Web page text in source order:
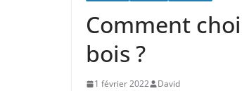
Comment
bois ?
1 février 2022 David